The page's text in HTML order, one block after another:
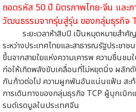
ถอดรหัส 50 ปี มิตรภาพไทย-จีน และภ
วัฒนธรรมจากรุ่นสู่รุ่น ของกลุ่มธุรกิจ
ระยะเวลาห้าสิบปี เป็นหมุดหมายสำคั
ระหว่างประเทศไทยและสาธารณรัฐประช
ขึ้นจากสายใยแห่งความเคารพ ความชื่นช
ก่อให้เกิดพลังขับเคลื่อนที่ไม่หยุดนิ่ง ผลัก
กันก้าวต่อไป ความผูกพันอันแน่นแฟ้น สะท้
การเดินทางของกลุ่มธุรกิจ TCP ผู้บุกเบิก
รนด์เรดบูลในประเทศจีน